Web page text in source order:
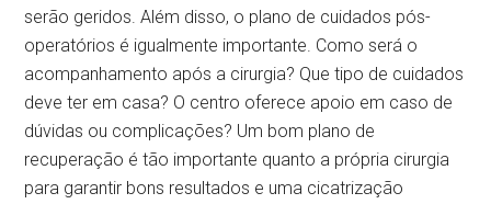
serão geridos. Além disso, o plano de cuidados pós-
operatórios é igualmente importante. Como será o
acompanhamento após a cirurgia? Que tipo de cuidados
deve ter em casa? O centro oferece apoio em caso de
dúvidas ou complicações? Um bom plano de
recuperação é tão importante quanto a própria cirurgia
para garantir bons resultados e uma cicatrização